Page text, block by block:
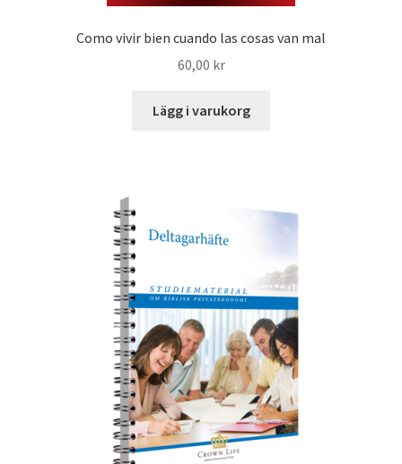
Como vivir bien cuando las cosas van mal
60,00 kr
Lägg i varukorg